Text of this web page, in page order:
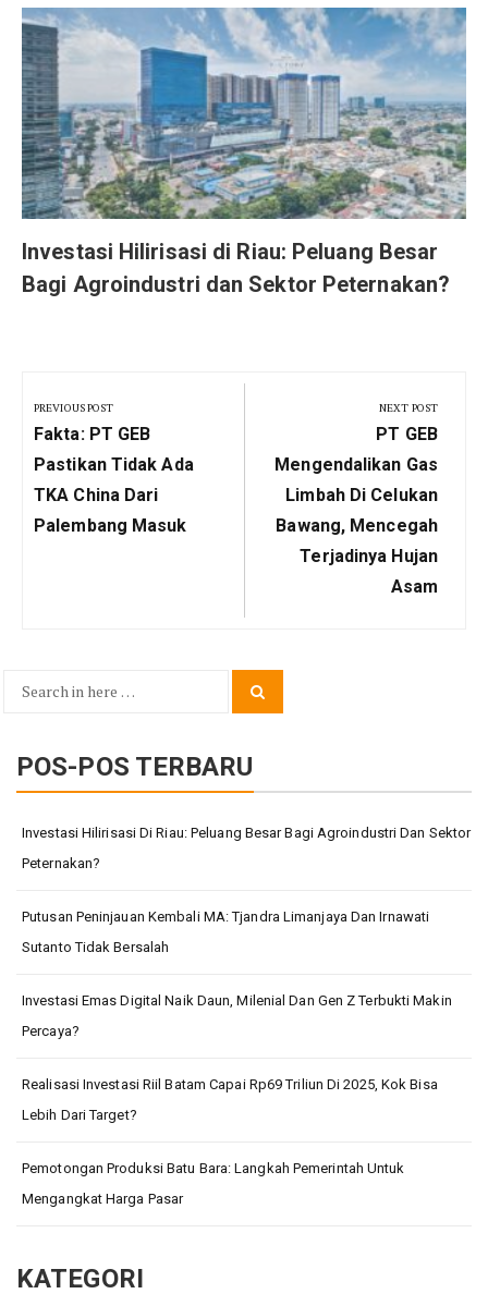
Investasi Hilirisasi di Riau: Peluang Besar
Bagi Agroindustri dan Sektor Peternakan?
pos
PREVIOUS POST
Previous
Post:
Fakta: PT GEB
Pastikan Tidak Ada
TKA China Dari
Palembang Masuk
NEXT POST
Next
Post:
PT GEB
Mengendalikan Gas
Limbah Di Celukan
Bawang, Mencegah
Terjadinya Hujan
Asam
Search
POS-POS TERBARU
Investasi Hilirisasi Di Riau: Peluang Besar Bagi Agroindustri Dan Sektor
Peternakan?
Putusan Peninjauan Kembali MA: Tjandra Limanjaya Dan Irnawati
Sutanto Tidak Bersalah
Investasi Emas Digital Naik Daun, Milenial Dan Gen Z Terbukti Makin
Percaya?
Realisasi Investasi Riil Batam Capai Rp69 Triliun Di 2025, Kok Bisa
Lebih Dari Target?
Pemotongan Produksi Batu Bara: Langkah Pemerintah Untuk
Mengangkat Harga Pasar
KATEGORI